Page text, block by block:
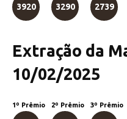
3920 3290 2739
Extração da
10/02/2025
1º Prêmio 2º Prêmio 3º Prêmio